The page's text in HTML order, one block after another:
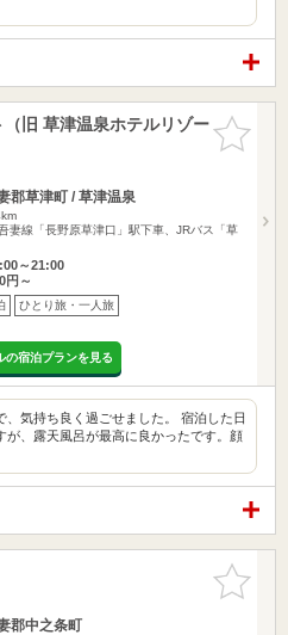
お気に入
りに追加
旧 草津温泉ホテルリゾー
郡草津町 / 草津温泉
妻線「長野原草津口」駅下車、JRバス「草
～21:00
円～
ひとり旅・一人旅
の宿泊プランを見る
、気持ち良く過ごせました。 宿泊した日
が、露天風呂が最高に良かったです。顔
お気に入
りに追加
郡中之条町